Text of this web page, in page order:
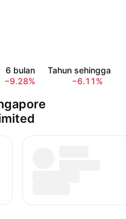
6 bulan
−9.28%
Tahun sehingga kini
−6.11%